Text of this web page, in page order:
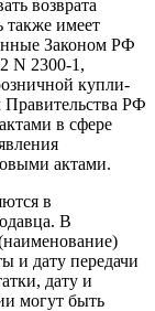
возврата
также имеет
Законом РФ
N 2300-1,
купли-
РФ
в сфере
актами.
в
В
и дату передачи
дату и
могут быть